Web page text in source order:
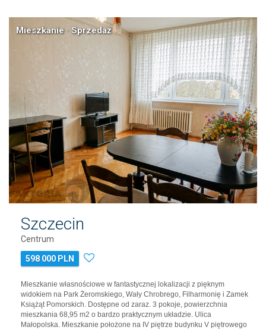
Mieszkanie · Sprzedaż
Szczecin
Centrum
598 000 PLN
Mieszkanie własnościowe w fantastycznej lokalizacji z pięknym
widokiem na Park Żeromskiego, Wały Chrobrego, Filharmonię i Zamek
Książąt Pomorskich. Dostępne od zaraz. 3 pokoje, powierzchnia
mieszkania 68,95 m2 o bardzo praktycznym układzie. Ulica
Małopolska. Mieszkanie położone na IV piętrze budynku V piętrowego